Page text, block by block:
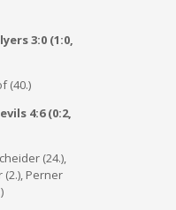
3:0 (1:0,
(40.)
4:6 (0:2,
(24.),
(2.), Perner